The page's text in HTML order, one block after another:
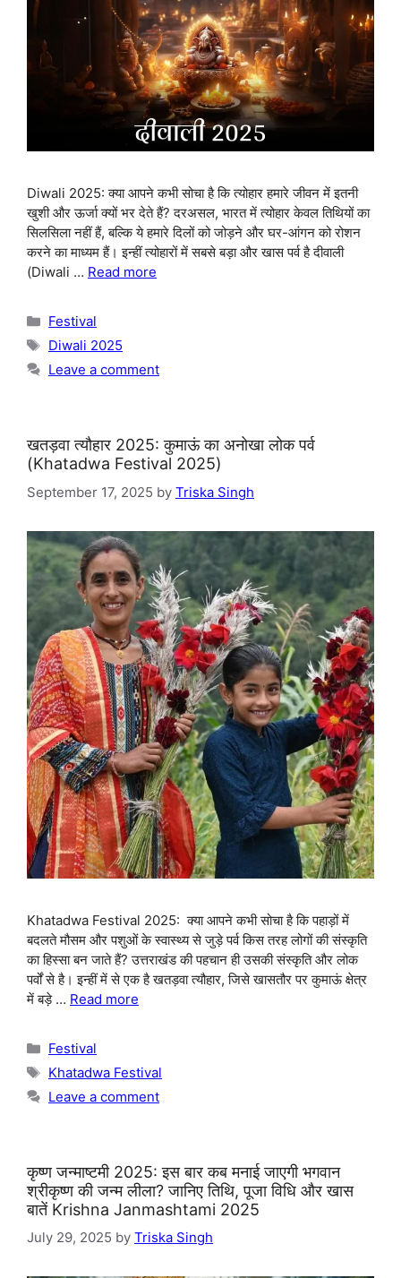
Diwali 2025: क्या आपने कभी सोचा है कि त्योहार हमारे जीवन में इतनी
खुशी और ऊर्जा क्यों भर देते हैं? दरअसल, भारत में त्योहार केवल तिथियों का
सिलसिला नहीं हैं, बल्कि ये हमारे दिलों को जोड़ने और घर-आंगन को रोशन
करने का माध्यम हैं। इन्हीं त्योहारों में सबसे बड़ा और खास पर्व है दीवाली
(Diwali … Read more
Categories
Festival
Tags
Diwali 2025
Leave a comment
खतड़वा त्यौहार 2025: कुमाऊं का अनोखा लोक पर्व
(Khatadwa Festival 2025)
September 17, 2025 by Triska Singh
Khatadwa Festival 2025: क्या आपने कभी सोचा है कि पहाड़ों में
बदलते मौसम और पशुओं के स्वास्थ्य से जुड़े पर्व किस तरह लोगों की संस्कृति
का हिस्सा बन जाते हैं? उत्तराखंड की पहचान ही उसकी संस्कृति और लोक
पर्वों से है। इन्हीं में से एक है खतड़वा त्यौहार, जिसे खासतौर पर कुमाऊं क्षेत्र
में बड़े … Read more
Categories
Festival
Tags
Khatadwa Festival
Leave a comment
कृष्ण जन्माष्टमी 2025: इस बार कब मनाई जाएगी भगवान
श्रीकृष्ण की जन्म लीला? जानिए तिथि, पूजा विधि और खास
बातें Krishna Janmashtami 2025
July 29, 2025 by Triska Singh